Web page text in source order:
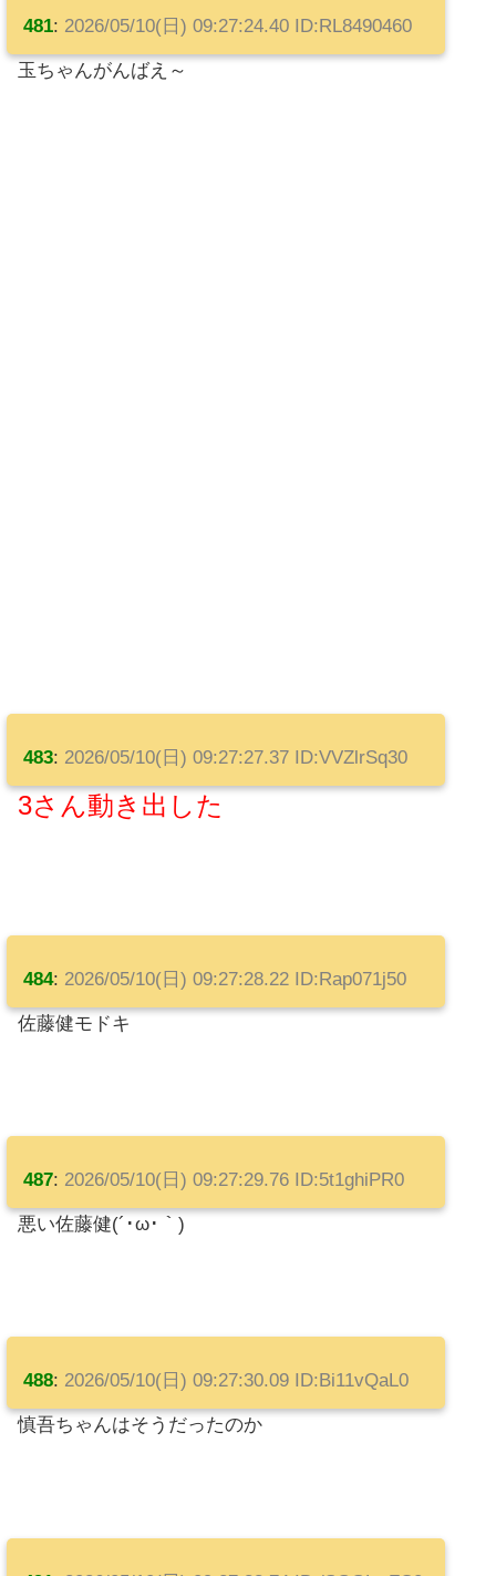
481: 2026/05/10(日) 09:27:24.40 ID:RL8490460
玉ちゃんがんばえ～
483: 2026/05/10(日) 09:27:27.37 ID:VVZlrSq30
3さん動き出した
484: 2026/05/10(日) 09:27:28.22 ID:Rap071j50
佐藤健モドキ
487: 2026/05/10(日) 09:27:29.76 ID:5t1ghiPR0
悪い佐藤健(´･ω･｀)
488: 2026/05/10(日) 09:27:30.09 ID:Bi11vQaL0
慎吾ちゃんはそうだったのか